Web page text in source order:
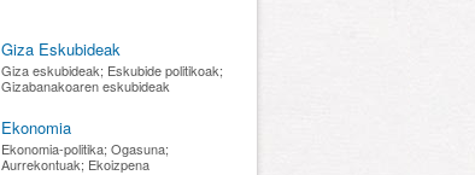
Giza Eskubideak
Giza eskubideak; Eskubide politikoak;
Gizabanakoaren eskubideak
Ekonomia
Ekonomia-politika; Ogasuna;
Aurrekontuak; Ekoizpena